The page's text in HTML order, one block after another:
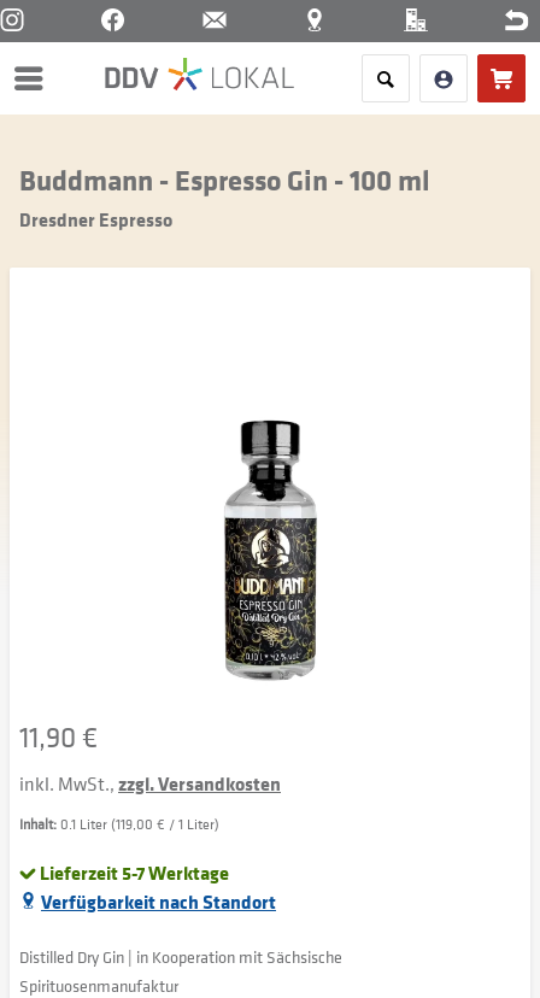
Menü
Buddmann - Espresso Gin - 100 ml
Dresdner Espresso
11,90 €
inkl. MwSt.,zzgl. Versandkosten
Inhalt: 0.1 Liter (119,00 € / 1 Liter)
Lieferzeit 5-7 Werktage
Verfügbarkeit nach Standort
Distilled Dry Gin | in Kooperation mit Sächsische
Spirituosenmanufaktur